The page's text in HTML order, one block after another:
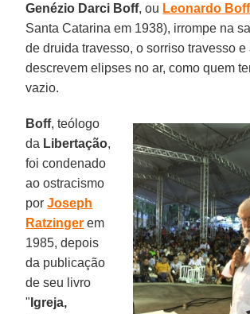
Genézio Darci Boff, ou Leonardo Boff
Santa Catarina em 1938), irrompe na
de druida travesso, o sorriso travesso e
descrevem elipses no ar, como quem
vazio.
Boff, teólogo
da Libertação,
foi condenado
ao ostracismo
porJoseph
Ratzinger em
1985, depois
da publicação
de seu livro
" Igreja,